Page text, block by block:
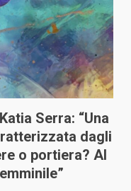
Serra: “Una
dagli
o portiera? Al